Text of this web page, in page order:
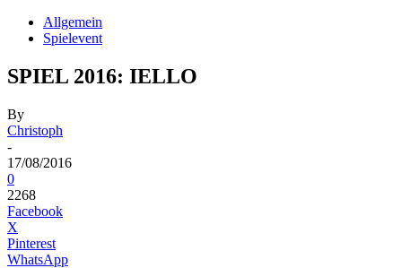
Allgemein
Spielevent
SPIEL 2016: IELLO
By
Christoph
-
17/08/2016
0
2268
Facebook
X
Pinterest
WhatsApp